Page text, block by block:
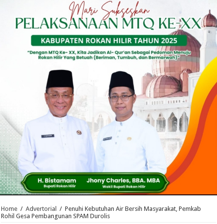
Home / Advertorial / Penuhi Kebutuhan Air Bersih Masyarakat, Pemkab
Rohil Gesa Pembangunan SPAM Durolis